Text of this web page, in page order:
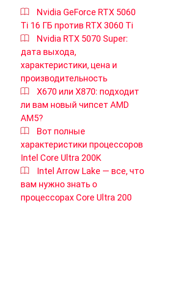
Nvidia GeForce RTX 5060
Ti 16 ГБ против RTX 3060 Ti
Nvidia RTX 5070 Super:
дата выхода,
характеристики, цена и
производительность
X670 или X870: подходит
ли вам новый чипсет AMD
AM5?
Вот полные
характеристики процессоров
Intel Core Ultra 200K
Intel Arrow Lake — все, что
вам нужно знать о
процессорах Core Ultra 200